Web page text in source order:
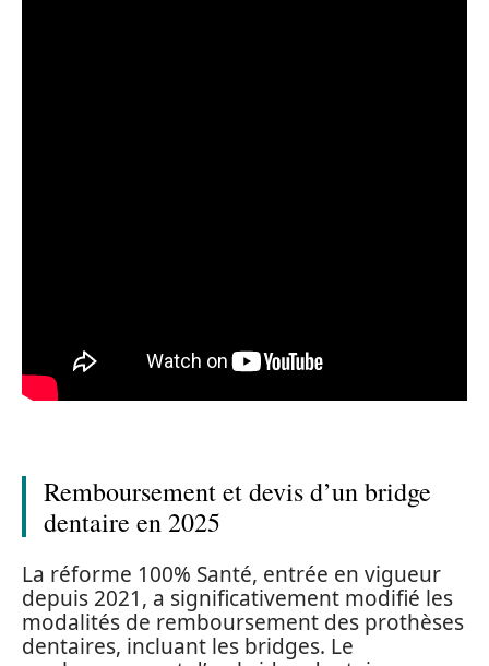
Remboursement et devis d’un bridge
dentaire en 2025
La réforme 100% Santé, entrée en vigueur
depuis 2021, a significativement modifié les
modalités de remboursement des prothèses
dentaires, incluant les bridges. Le